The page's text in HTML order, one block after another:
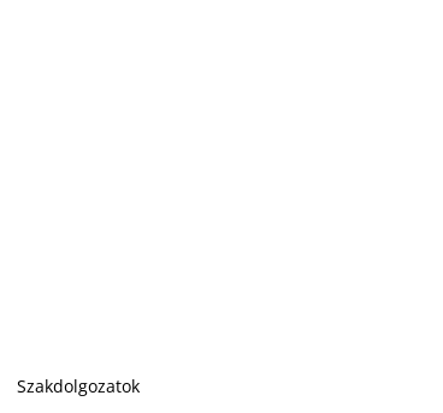
Szakdolgozatok